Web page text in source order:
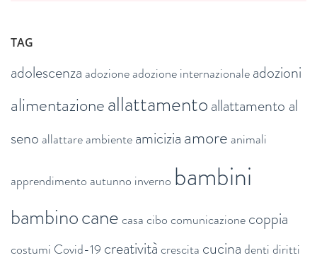
TAG
adolescenza adozioneadozione internazionaleadozioni
alimentazioneallattamentoallattamento al
seno allattareambienteamiciziaamore animali
apprendimento autunno inverno bambini
bambinocanecasacibocomunicazionecoppia
costumi Covid-19 creativitàcrescita cucinadentidiritti